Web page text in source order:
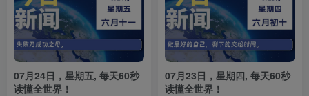
07月24日，星期五, 每天60秒
读懂全世界！
07月23日，星期四, 每天60秒
读懂全世界！